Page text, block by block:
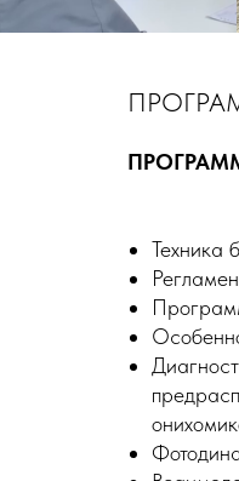
Техника